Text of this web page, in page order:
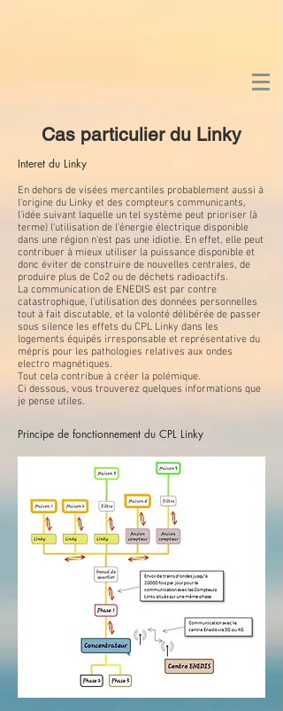
Cas particulier du Linky
Interet du Linky
En dehors de visées mercantiles probablement aussi à
l'origine du Linky et des compteurs communicants,
l'idée suivant laquelle un tel système peut prioriser (à
terme) l'utilisation de l’énergie électrique disponible
dans une région n'est pas une idiotie. En effet, elle peut
contribuer à mieux utiliser la puissance disponible et
donc éviter de construire de nouvelles centrales, de
produire plus de Co2 ou de déchets radioactifs.
La communication de ENEDIS est par contre
catastrophique, l'utilisation des données personnelles
tout à fait discutable, et la volonté délibérée de passer
sous silence les effets du CPL Linky dans les
logements équipés irresponsable et représentative du
mépris pour les pathologies relatives aux ondes
electro magnétiques.
Tout cela contribue à créer la polémique.
Ci dessous, vous trouverez quelques informations que
je pense utiles.
Principe de fonctionnement du CPL Linky